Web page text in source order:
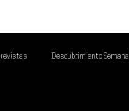
Descubrimiento Semanal